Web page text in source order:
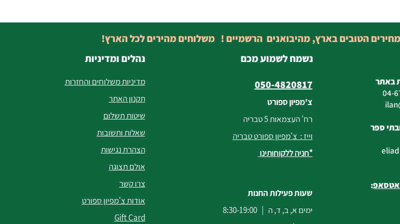
נהלים ומדיניות
מדיניות משלוחים והחזרות
תקנון האתר
שיטות תשלום
שאלות ותשובות
הצהרת נגישות
אולם תצוגה
צרו קשר
אודות צ'מפיון ספורט
Gift Card
נשמח לשמוע מכם
050-4820817
צ'מפיון ספורט
רח' העצמאות 5 טבריה
וייז : צ'מפיון ספורט טבריה
*חניה ללקוחותינו
שעות פעילות החנות
ימים א, ב, ד, ה | 8:30-19:00
באתר
04-
ספר
eliad
:
הטובים בארץ, מהיבואנים הרשמיים ! משלוחים מהירים לכל הארץ!